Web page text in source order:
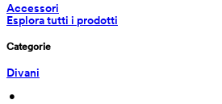
Accessori
Esplora tutti i prodotti
Categorie
Divani
•